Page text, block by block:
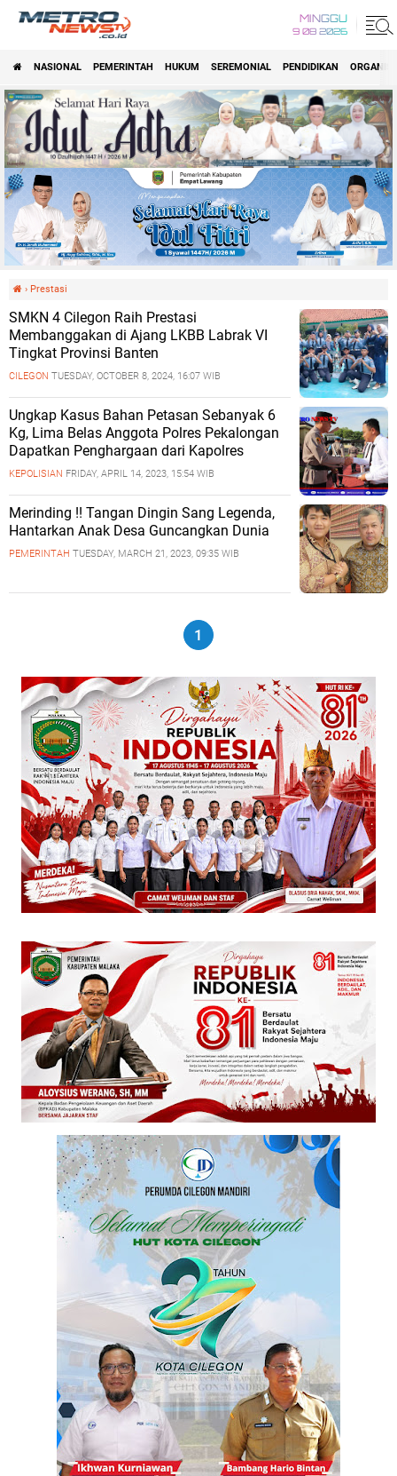
MINGGU
9 08 2026
NASIONAL PEMERINTAH HUKUM SEREMONIAL PENDIDIKAN
› Prestasi
SMKN 4 Cilegon Raih Prestasi
Membanggakan di Ajang LKBB Labrak VI
Tingkat Provinsi Banten
CILEGON TUESDAY, OCTOBER 8, 2024, 16:07 WIB
Ungkap Kasus Bahan Petasan Sebanyak 6
Kg, Lima Belas Anggota Polres Pekalongan
Dapatkan Penghargaan dari Kapolres
KEPOLISIAN FRIDAY, APRIL 14, 2023, 15:54 WIB
Merinding !! Tangan Dingin Sang Legenda,
Hantarkan Anak Desa Guncangkan Dunia
PEMERINTAH TUESDAY, MARCH 21, 2023, 09:35 WIB
1